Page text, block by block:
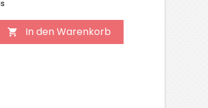
 In den Warenkorb